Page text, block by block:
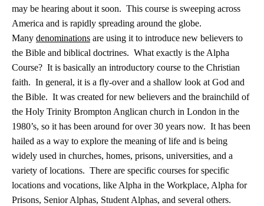
may be hearing about it soon. This course is sweeping across
America and is rapidly spreading around the globe.
Many denominations are using it to introduce new believers to
the Bible and biblical doctrines. What exactly is the Alpha
Course? It is basically an introductory course to the Christian
faith. In general, it is a fly-over and a shallow look at God and
the Bible. It was created for new believers and the brainchild of
the Holy Trinity Brompton Anglican church in London in the
1980’s, so it has been around for over 30 years now. It has been
hailed as a way to explore the meaning of life and is being
widely used in churches, homes, prisons, universities, and a
variety of locations. There are specific courses for specific
locations and vocations, like Alpha in the Workplace, Alpha for
Prisons, Senior Alphas, Student Alphas, and several others.